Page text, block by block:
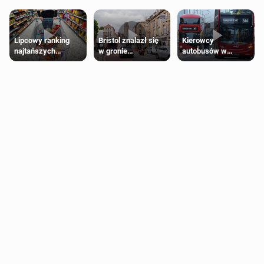
Lipcowy ranking
najtańszych
supermarketów
Bristol znalazł się
w gronie
najlepszych
Kierowcy
autobusów w
Londynie